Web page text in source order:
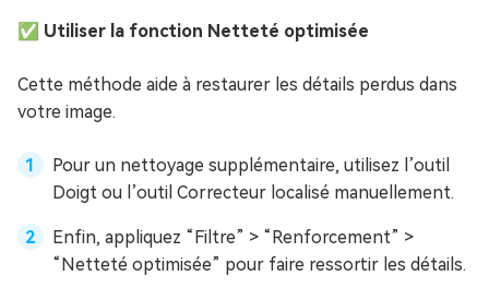
✅ Utiliser la fonction Netteté optimisée
Cette méthode aide à restaurer les détails perdus dans
votre image.
Pour un nettoyage supplémentaire, utilisez l’outil
Doigt ou l’outil Correcteur localisé manuellement.
Enfin, appliquez “Filtre” > “Renforcement” >
“Netteté optimisée” pour faire ressortir les détails.